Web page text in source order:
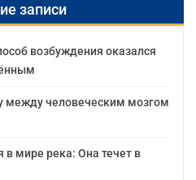
записи
возбуждения оказался
между человеческим мозгом
мире река: Она течет в